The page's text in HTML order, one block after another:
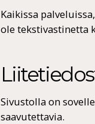
Kaikissa
ole tekstivastinetta
Sivustolla on
saavutettavia.